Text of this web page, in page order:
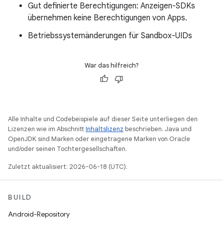
Gut definierte Berechtigungen: Anzeigen-SDKs
übernehmen keine Berechtigungen von Apps.
Betriebssystemänderungen für Sandbox-UIDs
War das hilfreich?
Alle Inhalte und Codebeispiele auf dieser Seite unterliegen den
Lizenzen wie im AbschnittInhaltslizenz beschrieben. Java und
OpenJDK sind Marken oder eingetragene Marken von Oracle
und/oder seinen Tochtergesellschaften.
Zuletzt aktualisiert: 2026-06-18 (UTC).
BUILD
Android-Repository